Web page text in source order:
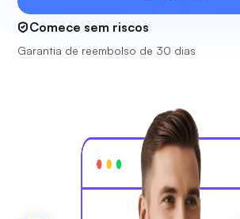
Comece sem riscos
Garantia de reembolso de 30 dias